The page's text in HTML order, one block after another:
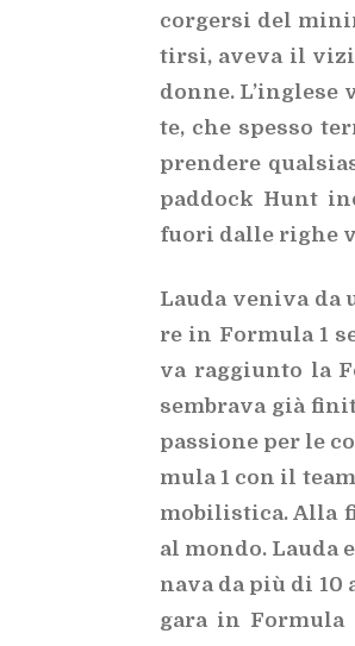
cor­ger­si del
tir­si, ave­va il
don­ne. L’in­gle­se
te, che spes­so
pren­de­re
pad­dock Hunt
fuo­ri dal­le ri­ghe
Lau­da ve­ni­va da
re in For­mu­la 1
va rag­giun­to la
sem­bra­va già
pas­sio­ne per le
mu­la 1 con il
mo­bi­li­sti­ca. Alla
al mon­do. Lau­da
na­va da più di 10
gara in For­mu­la